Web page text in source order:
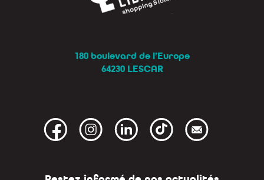
180 boulevard de l’Europe
64230 LESCAR